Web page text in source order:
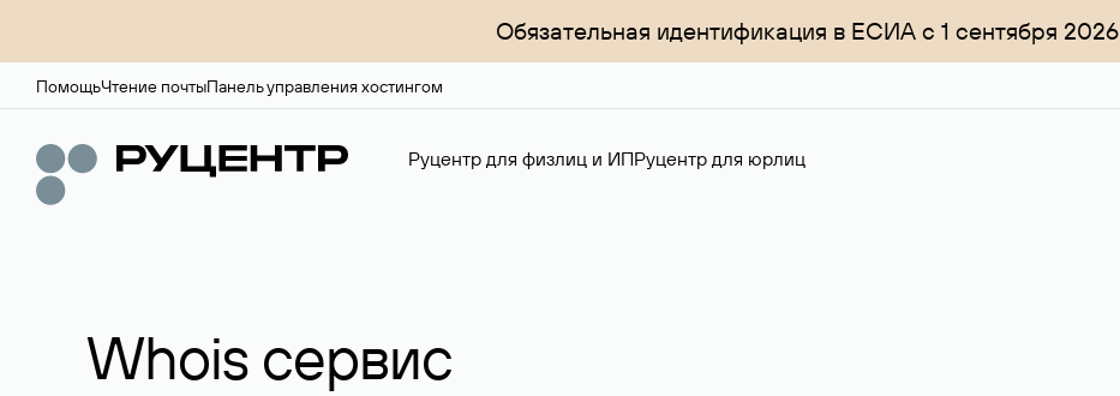
Обязательная идентификация в ЕСИА с 1 сентября 2026
ПомощьЧтение почтыПанель управления хостингом
Руцентр для физлиц и ИПРуцентр для юрлиц
Whois сервис